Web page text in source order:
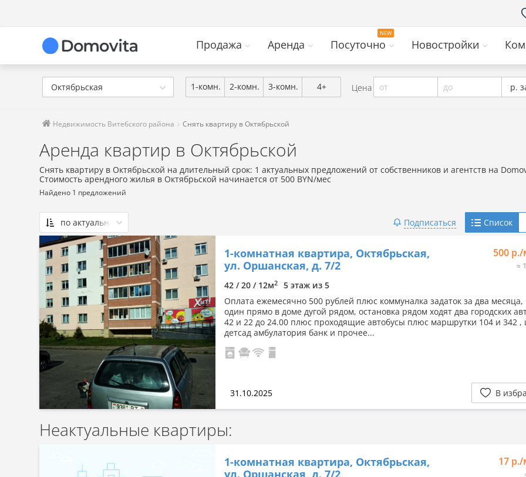
Продажа Аренда Посуточно Новостройки
Октябрьская 1-комн. 2-комн. 3-комн. 4+ Цена от до р.
Недвижимость Витебского района Снять квартиру в Октябрьской
Аренда квартир в Октябрьской
Снять квартиру в Октябрьской на длительный срок: 1 актуальных предложений от собственников и агентств на
Стоимость арендного жилья в Октябрьской начинается от 500 BYN/мес
Найдено 1 предложений
по актуальности
По актуальности
Сначала дешевые
Сначала дорогие
По комнатности: большая →
малая
По комнатности: малая →
большая
По площади: большая → малая
По площади: малая → большая
Подписаться Список
1-комнатная квартира, Октябрьская,
ул. Оршанская, д. 7/2
500
≈
42 / 20 / 12м2
5 этаж из 5
Оплата ежемесячно 500 рублей плюс коммуналка задаток за два месяца,
один прямо в доме дугой рядом, остановка рядом ходят два городских
42 и 22 до 24.00 плюс проходящие автобусы плюс маршрутки 104 и 342 ,
детсад амбулатория банк и прочее...
31.10.2025 В
Неактуальные квартиры:
1-комнатная квартира, Октябрьская,
ул. Оршанская, д. 7/2
17